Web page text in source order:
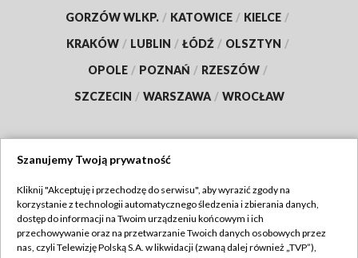
GORZÓW WLKP. / KATOWICE / KIELCE /
KRAKÓW / LUBLIN / ŁÓDŹ / OLSZTYN /
OPOLE / POZNAŃ / RZESZÓW /
SZCZECIN / WARSZAWA / WROCŁAW
TVP
Abonament TVP
Regulamin TVP
Szanujemy Twoją prywatność
Kliknij "Akceptuję i przechodzę do serwisu", aby wyrazić zgody na
korzystanie z technologii automatycznego śledzenia i zbierania danych,
dostęp do informacji na Twoim urządzeniu końcowym i ich
przechowywanie oraz na przetwarzanie Twoich danych osobowych przez
nas, czyli Telewizję Polską S.A. w likwidacji (zwaną dalej również „TVP”),